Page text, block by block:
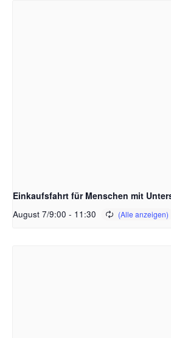
Einkaufsfahrt für Menschen mit
August 7/9:00 - 11:30